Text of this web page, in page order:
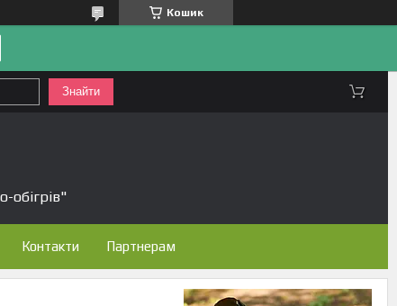
Кошик
Знайти
обігрів"
Контакти Партнерам